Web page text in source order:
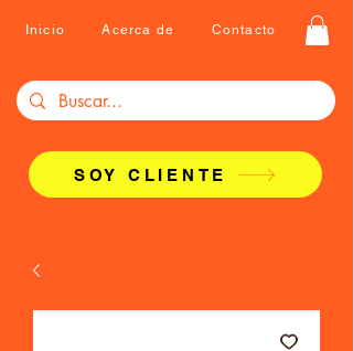
Inicio Acerca de Contacto
SOY CLIENTE